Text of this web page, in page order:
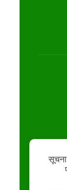
सूचना